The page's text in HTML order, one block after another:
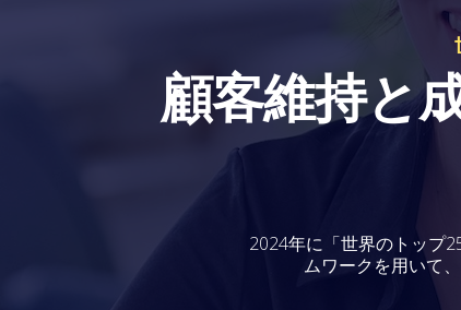
顧客維持と
2024年に「世界のトップ
ムワークを用いて